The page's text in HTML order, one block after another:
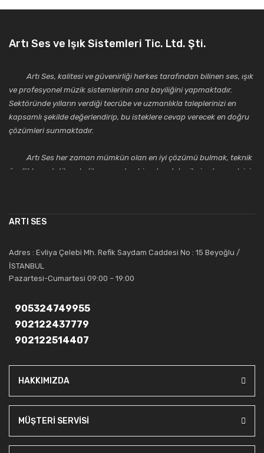
Artı Ses ve Işık Sistemleri Tic. Ltd. Şti.
Artı Ses, kalitesi ve güvenirliği herkes tarafından bilinen ses, ışık
ve profesyonel müzik sistemlerinin ana bayiliğini yapmaktadır.
Sektöründe yılların verdiği tecrübe ve uzmanlıkla taleplerinizi en
kapsamlı şekilde değerlendirip, bu isteklere cevap verecek en doğru
çözümleri sunmaktadır.
Artı Ses her zaman mümkün olan en iyi çözümü bulmak, teknik
özellikler, estetik ve kalite açısından bir adım daha ileriye taşımak için
saygıdeğer yerini kazanmıştır.
Artı Ses, güler yüzü ve deneyimi ile bu gün ve gelecekte
güvenebileceğiniz bir tercihtir.
ARTI SES
Adres : Evliya Çelebi Mh. Refik Saydam Caddesi No : 15 Beyoğlu /
İSTANBUL
Pazartesi-Cumartesi 09:00 – 19:00
905324749955
902122437779
902122514407
HAKKIMIZDA
MÜŞTERİ SERVİSİ